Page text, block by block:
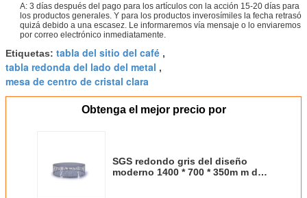
A: 3 días después del pago para los artículos con la acción 15-20 días para
los productos generales. Y para los productos inverosímiles la fecha retrasó
quizá debido a una escasez. Le informaremos vía mensaje o lo enviaremos
por correo electrónico inmediatamente.
Etiquetas: tabla del sitio del café ,
tabla redonda del lado del metal ,
mesa de centro de cristal clara
Obtenga el mejor precio por
SGS redondo gris del diseño
moderno 1400 * 700 * 350m m de